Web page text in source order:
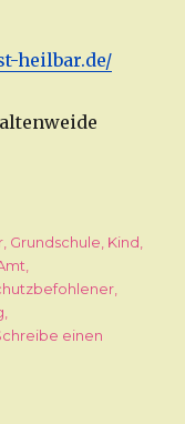
heilbar.de/
Grundschule Kind
einen